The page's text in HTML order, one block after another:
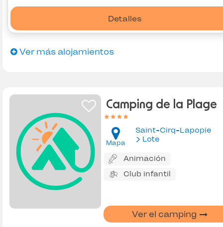
Detalles
Ver más alojamientos
Camping de la Plage
Mapa
Saint-Cirq-Lapopie
Lote
Animación
Club infantil
Ver el camping